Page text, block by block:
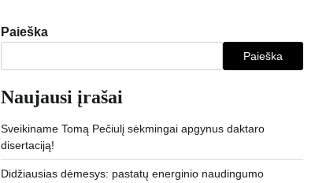
Paieška
Paieška
Naujausi įrašai
Sveikiname Tomą Pečiulį sėkmingai apgynus daktaro
disertaciją!
Didžiausias dėmesys: pastatų energinio naudingumo